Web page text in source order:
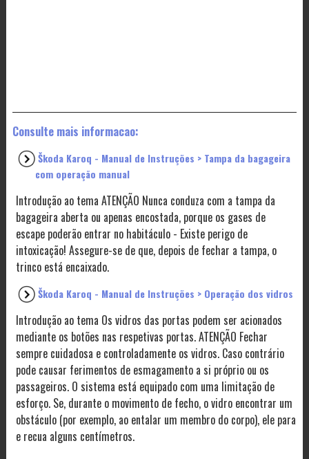
Consulte mais informacao:
Škoda Karoq - Manual de Instruções > Tampa da bagageira
com operação manual
Introdução ao tema ATENÇÃO Nunca conduza com a tampa da
bagageira aberta ou apenas encostada, porque os gases de
escape poderão entrar no habitáculo - Existe perigo de
intoxicação! Assegure-se de que, depois de fechar a tampa, o
trinco está encaixado.
Škoda Karoq - Manual de Instruções > Operação dos vidros
Introdução ao tema Os vidros das portas podem ser acionados
mediante os botões nas respetivas portas. ATENÇÃO Fechar
sempre cuidadosa e controladamente os vidros. Caso contrário
pode causar ferimentos de esmagamento a si próprio ou os
passageiros. O sistema está equipado com uma limitação de
esforço. Se, durante o movimento de fecho, o vidro encontrar um
obstáculo (por exemplo, ao entalar um membro do corpo), ele para
e recua alguns centímetros.